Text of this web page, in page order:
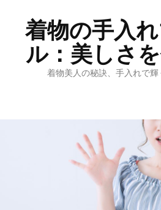
着物の手入
ル：美しさ
着物美人の秘訣、手入れで